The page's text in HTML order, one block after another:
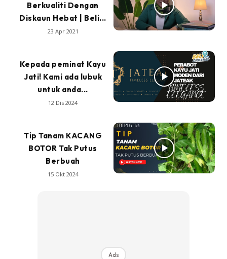
Berkualiti Dengan
Diskaun Hebat | Beli...
23 Apr 2021
Kepada peminat Kayu
Jati! Kami ada lubuk
untuk anda...
12 Dis 2024
Tip Tanam KACANG
BOTOR Tak Putus
Berbuah
15 Okt 2024
Ads